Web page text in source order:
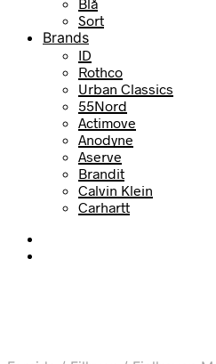
Sort
Brands
ID
Rothco
Urban Classics
55Nord
Actimove
Anodyne
Aserve
Brandit
Calvin Klein
Carhartt